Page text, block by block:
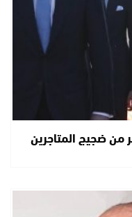
من ضجيج المتاجرين